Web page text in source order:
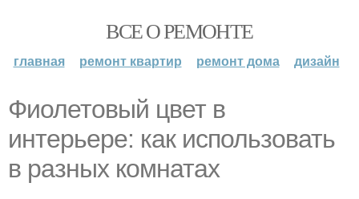
ВСЕ О РЕМОНТЕ
главная ремонт квартир ремонт дома дизайн
Фиолетовый цвет в
интерьере: как использовать
в разных комнатах